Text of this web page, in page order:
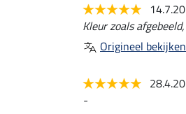
Kleur zoals
Origineel bekijken
-